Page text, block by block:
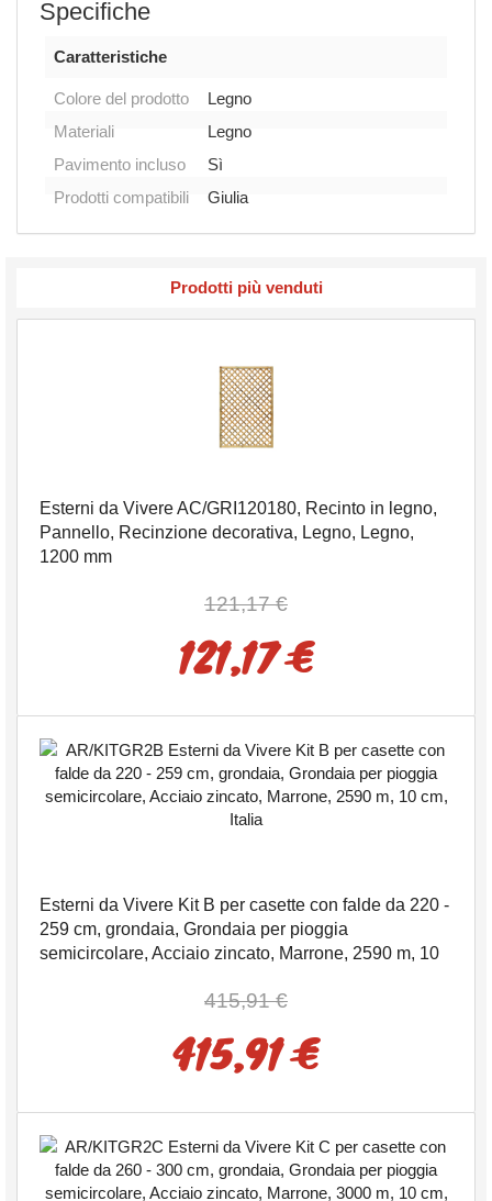
Specifiche
Caratteristiche
Colore del prodotto
Legno
Materiali
Legno
Pavimento incluso
Sì
Prodotti compatibili
Giulia
Prodotti più venduti
Esterni da Vivere AC/GRI120180, Recinto in legno,
Pannello, Recinzione decorativa, Legno, Legno,
1200 mm
121,17 €
121,17 €
Esterni da Vivere Kit B per casette con falde da 220 -
259 cm, grondaia, Grondaia per pioggia
semicircolare, Acciaio zincato, Marrone, 2590 m, 10
415,91 €
415,91 €